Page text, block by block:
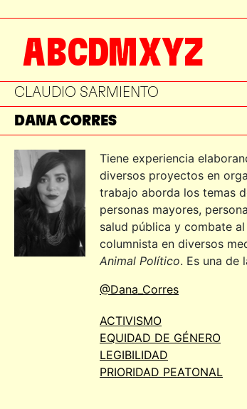
ABCDMXYZ
CARINA ARVIZU
CECILIA BARRAZA
CLAUDIO SARMIENTO
DANA CORRES
Tiene experiencia
diversos proyectos en
trabajo aborda los temas
personas mayores,
salud pública y combate
columnista en diversos
Animal Político. Es una de
@Dana_Corres
ACTIVISMO
EQUIDAD DE GÉNERO
LEGIBILIDAD
PRIORIDAD PEATONAL
DANIEL ESCOTTO
DAVID ESCALANTE
DELFÍN MONTAÑANA
DIANE DAVIS
EDUARDO VÁZQUEZ HERRERA
EFTYCHIA BOURNAZAOU
ELY SANTANA
EMMA MORALES